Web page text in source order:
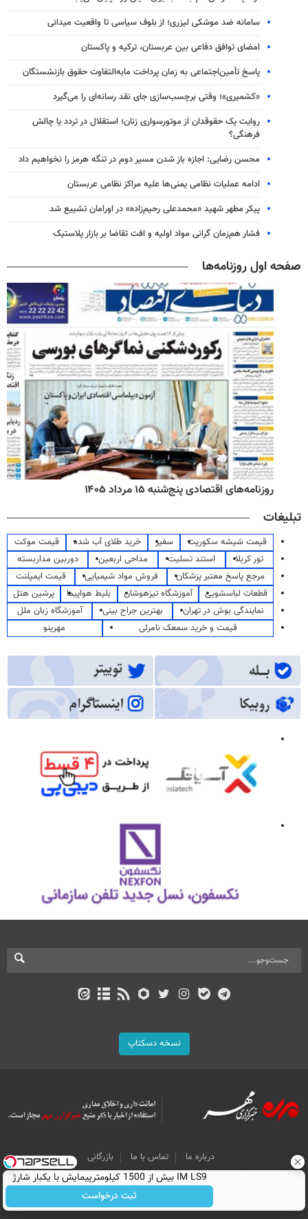
سامانه ضد موشکی لیزری؛ از بلوف سیاسی تا واقعیت میدانی
امضای توافق دفاعی بین عربستان، ترکیه و پاکستان
پاسخ تأمین‌اجتماعی به زمان پرداخت مابه‌التفاوت حقوق بازنشستگان
«کشمیری»؛ وقتی برچسب‌سازی جای نقد رسانه‌ای را می‌گیرد
روایت یک حقوقدان از موتورسواری زنان؛ استقلال در تردد یا چالش
فرهنگی؟
محسن رضایی: اجازه باز شدن مسیر دوم در تنگه هرمز را نخواهیم داد
ادامه عملیات نظامی یمنی‌ها علیه مراکز نظامی عربستان
پیکر مطهر شهید «محمدعلی رحیم‌زاده» در اورامان تشییع شد
فشار هم‌زمان گرانی مواد اولیه و افت تقاضا بر بازار پلاستیک
صفحه اول روزنامه‌ها
روزنامه‌های اقتصادی پنج‌شنبه ۱۵ مرداد ۱۴۰۵
تبلیغات
قیمت شیشه سکوریت سفیر خرید طلای آب شده
قیمت موکت
تور کربلا
استند تسلیت مداحی اربعین
دوربین مداربسته
مرجع پاسخ معتبر پزشکان
فروش مواد شیمیایی
قیمت ایمپلنت
قطعات لباسشویی
آموزشگاه تیزهوشان بلیط هواپیما
پرشین هتل
نمایندگی بوش در تهران
بهترین جراح بینی
آموزشگاه زبان ملل
قیمت و خرید سمعک نامرئی
مهرینو
نسخه دسکتاپ
درباره ما تماس با ما
بازرگانی
All Content by Mehr News Agency is licensed under a Creative Commons
Attribution 4.0 International License.
IM LS9 بیش از 1500 کیلومترپیمایش با یکبار شارژ
ثبت درخواست